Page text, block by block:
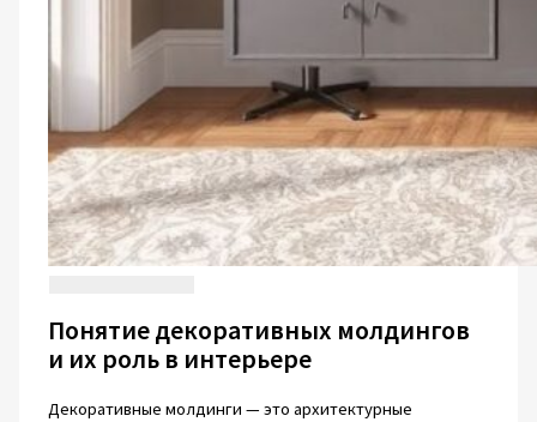
Понятие декоративных молдингов
и их роль в интерьере
Декоративные молдинги — это архитектурные